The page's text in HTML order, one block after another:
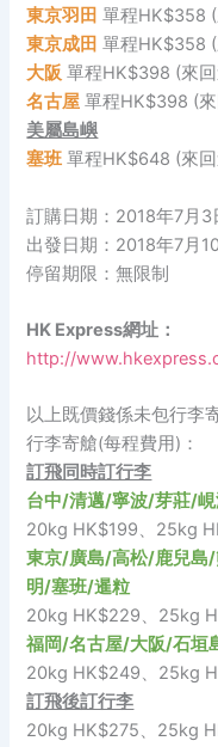
東京羽田 單程HK$358
東京成田 單程HK$358 (
大阪 單程HK$398 (來
名古屋 單程HK$398 (
美屬島嶼
塞班 單程HK$648 (來
訂購日期：2018年7月3
出發日期：2018年7月
停留期限：無限制
HK Express網址：
http://
以上既價錢係未包行李
行李寄艙(每程費用)：
訂飛同時訂行李
台中/清邁/寧波/芽莊/
20kg HK$199、25kg
東京/廣島/高松/鹿兒
明/塞班/暹粒
20kg HK$229、25kg
福岡/名古屋/大阪/石垣
20kg HK$249、25kg
訂飛後訂行李
20kg HK$275、25kg